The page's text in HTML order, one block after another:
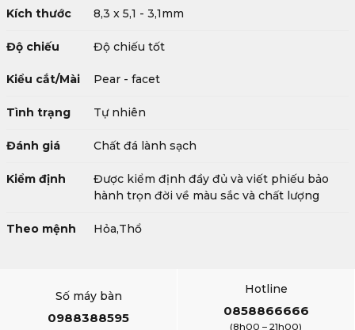
Kích thước 8,3 x 5,1 - 3,1mm
Độ chiếu Độ chiếu tốt
Kiểu cắt/Mài Pear - facet
Tình trạng Tự nhiên
Đánh giá Chất đá lành sạch
Kiểm định
Được kiểm định đầy đủ và viết phiếu bảo
hành trọn đời về màu sắc và chất lượng
Theo mệnh Hỏa,Thổ
Số máy bàn
0988388595
Hotline
0858866666
(8h00 – 21h00)